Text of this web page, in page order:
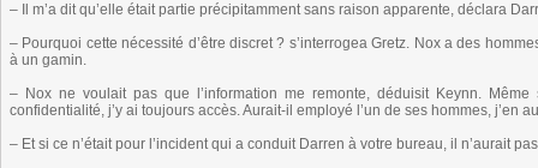
– Il m’a dit qu’elle était partie précipitamment sans raison apparente, déclara
– Pourquoi cette nécessité d’être discret ? s’interrogea Gretz. Nox a des
à un gamin.
– Nox ne voulait pas que l’information me remonte, déduisit Keynn.
confidentialité, j’y ai toujours accès. Aurait-il employé l’un de ses hommes, j’en
– Et si ce n’était pour l’incident qui a conduit Darren à votre bureau, il n’aurait